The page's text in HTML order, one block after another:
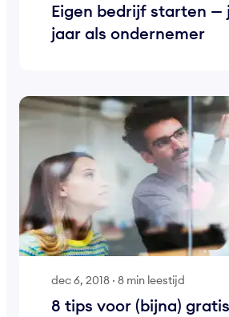
Eigen bedrijf starten —
jaar als ondernemer
dec 6, 2018 · 8 min leestijd
8 tips voor (bijna) gratis